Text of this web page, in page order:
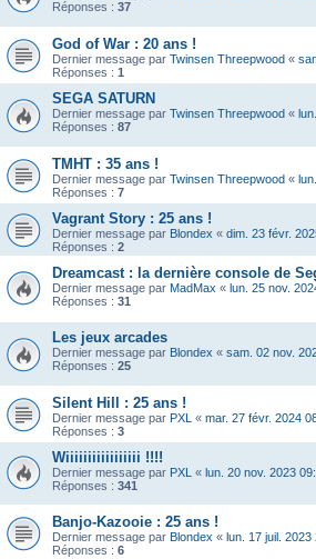
Réponses : 37
God of War : 20 ans !
Dernier message par Twinsen Threepwood «
Réponses : 1
SEGA SATURN
Dernier message par Twinsen Threepwood «
Réponses : 87
TMHT : 35 ans !
Dernier message par Twinsen Threepwood «
Réponses : 7
Vagrant Story : 25 ans !
Dernier message par Blondex « dim. 23 févr.
Réponses : 2
Dreamcast : la dernière console de
Dernier message par MadMax « lun. 25 nov.
Réponses : 31
Les jeux arcades
Dernier message par Blondex « sam. 02 nov.
Réponses : 25
Silent Hill : 25 ans !
Dernier message par PXL « mar. 27 févr. 2024
Réponses : 3
Wiiiiiiiiiiiiiiiii !!!!
Dernier message par PXL « lun. 20 nov. 2023
Réponses : 341
Banjo-Kazooie : 25 ans !
Dernier message par Blondex « lun. 17 juil. 2023
Réponses : 6